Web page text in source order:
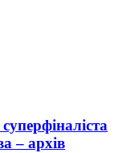
– архів